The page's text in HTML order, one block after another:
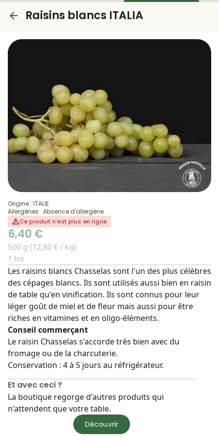
Raisins blancs ITALIA
Origine : ITALIE
Allergènes : Absence d'allergène
Ce produit n'est plus en ligne
6,40 €
500 g (12,80 € / kg)
1 lot
Les raisins blancs Chasselas sont l'un des plus célèbres
des cépages blancs. Ils sont utilisés aussi bien en raisin
de table qu'en vinification. Ils sont connus pour leur
léger goût de miel et de fleur mais aussi pour être
riches en vitamines et en oligo-éléments.
Conseil commerçant
Le raisin Chasselas s'accorde très bien avec du
fromage ou de la charcuterie.
Conservation : 4 à 5 jours au réfrigérateur.
Et avec ceci ?
La boutique regorge d'autres produits qui
n'attendent que votre table.
Découvrir